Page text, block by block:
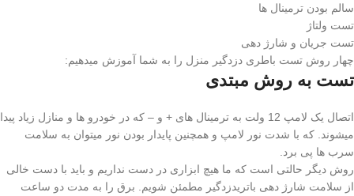
سالم بودن ترمینال ها
تست ولتاژ
تست جریان و شارژ دهی
چهار روش تست باطری دزدگیر منزل را به شما آموزش میدهیم:
تست به روش مبتدی
اتصال یک لامپ 12 ولت به ترمینال های + و – که در خودرو ها و منازل زیاد پیدا
میشوند. که با شدت نور لامپ و همچنین پایدار بودن نور میتوان به سلامت
سرب ها پی برد.
روش دیگر حالتی است که ما هیچ ابزاری در دست نداریم و باید با دست خالی
از سلامت شارژ دهی باتریدزدگیر مطمئن شویم. برق را به مدت دو ساعت